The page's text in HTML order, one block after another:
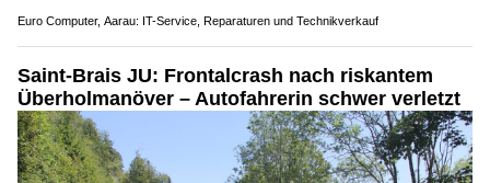
Euro Computer, Aarau: IT-Service, Reparaturen und Technikverkauf
Saint-Brais JU: Frontalcrash nach riskantem
Überholmanöver – Autofahrerin schwer verletzt